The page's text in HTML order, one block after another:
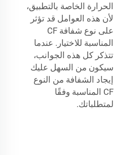
الحرارة الخاصة بالتطبيق،
لأن هذه العوامل قد تؤثر
على نوع شفافة CF
المناسبة للاختيار. عندما
تتذكر كل هذه الجوانب،
سيكون من السهل عليك
إيجاد الشفافة من النوع
CF المناسبة وفقًا
لمتطلباتك.